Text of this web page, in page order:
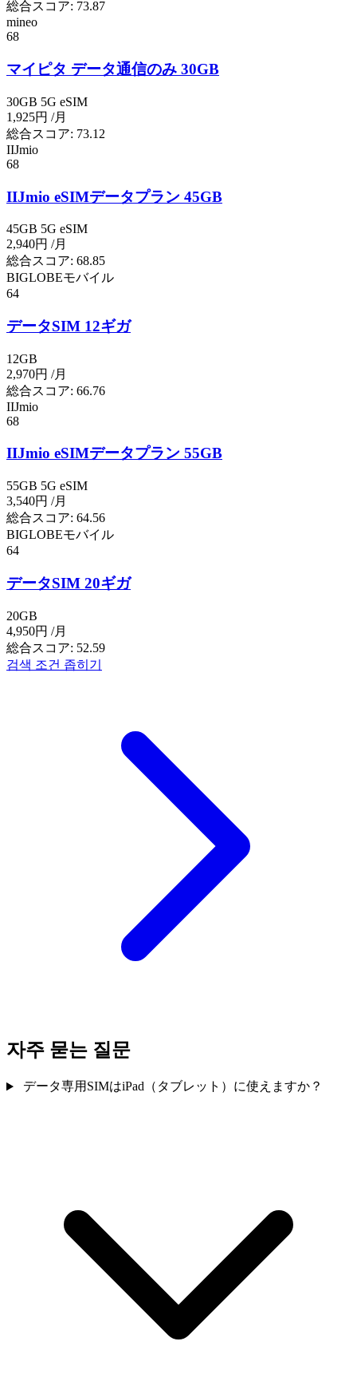
総合スコア: 73.87
mineo
68
マイピタ データ通信のみ 30GB
30GB 5G eSIM
1,925円 /月
総合スコア: 73.12
IIJmio
68
IIJmio eSIMデータプラン 45GB
45GB 5G eSIM
2,940円 /月
総合スコア: 68.85
BIGLOBEモバイル
64
データSIM 12ギガ
12GB
2,970円 /月
総合スコア: 66.76
IIJmio
68
IIJmio eSIMデータプラン 55GB
55GB 5G eSIM
3,540円 /月
総合スコア: 64.56
BIGLOBEモバイル
64
データSIM 20ギガ
20GB
4,950円 /月
総合スコア: 52.59
검색 조건 좁히기
자주 묻는 질문
データ専用SIMはiPad（タブレット）に使えますか？